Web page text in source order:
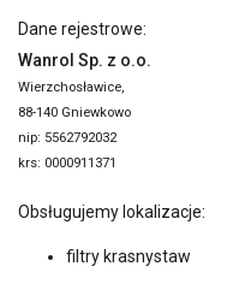
Dane rejestrowe:
Wanrol Sp. z o.o.
Wierzchosławice,
88-140 Gniewkowo
nip: 5562792032
krs: 0000911371
Obsługujemy lokalizacje:
filtry krasnystaw